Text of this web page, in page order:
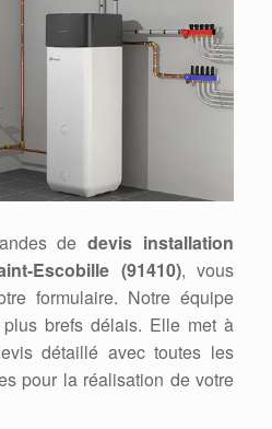
dedevis installation
Escobille (91410), vous
formulaire. Notre équipe
brefs délais. Elle met à
détaillé avec toutes les
pour la réalisation de votre